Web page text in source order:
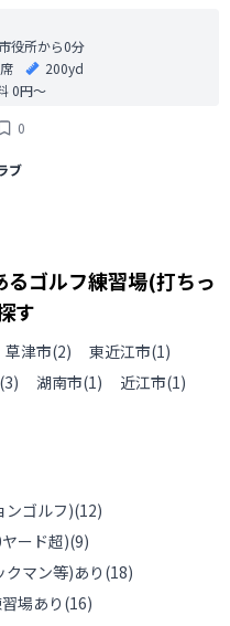
役所から0分
200yd
0円〜
0
ブ
ゴルフ練習場(打ちっ
す
草津市(2) 東近江市(1)
(3) 湖南市(1) 近江市(1)
ンゴルフ)(12)
ード超)(9)
マン等)あり (18)
場あり (16)